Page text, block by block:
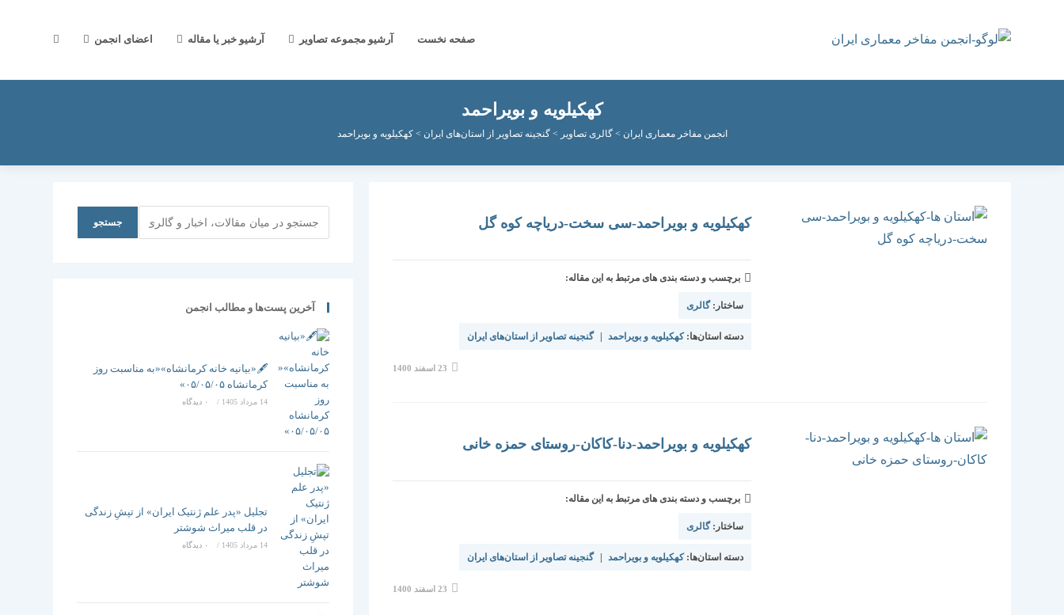
صفحه نخست آرشیو مجموعه تصاویر آرشیو خبر یا مقاله اعضای انجمن جستجوی
کهکیلویه و بویراحمد
انجمن مفاخر معماری ایران >گالری تصاویر >گنجینه تصاویر از استان‌های ایران >کهکیلویه و بویراحمد
کهکیلویه و بویراحمد-سی سخت-دریاچه کوه گل
برچسب و دسته بندی های مرتبط به این مقاله:
ساختار:گالری
دسته استان‌ها:کهکیلویه و بویراحمد گنجینه تصاویر از استان‌های ایران
نوشته
23 اسفند 1400
کهکیلویه و بویراحمد-دنا-کاکان-روستای حمزه خانی
برچسب و دسته بندی های مرتبط به این مقاله:
ساختار:گالری
دسته استان‌ها:کهکیلویه و بویراحمد گنجینه تصاویر از استان‌های ایران
نوشته
23 اسفند 1400
جستجو
آخرین پست‌ها و مطالب انجمن
🖋️«بیانیه خانه کرمانشاه»«به مناسبت روز
کرمانشاه ۰۵/۰۵/۰۵»
14 مرداد 1405 / ۰ دیدگاه
تجلیل «پدر علم ژنتیک ایران» از تپشِ زندگی
در قلب میراث شوشتر
14 مرداد 1405 / ۰ دیدگاه